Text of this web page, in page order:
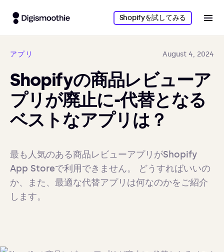
Shopifyを試してみる
アプリ August 4, 2024
Shopifyの商品レビューア
プリが廃止に-代替となる
ベストなアプリは？
最も人気のある商品レビューアプリがShopify
App Storeで利用できません。 どうすればいいの
か、また、最適な代替アプリは何なのかをご紹介
します。